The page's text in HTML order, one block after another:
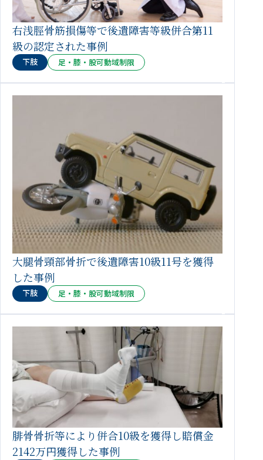
右浅脛骨筋損傷等で後遺障害等級併合第11
級の認定された事例
下肢 足・膝・股可動域制限
大腿骨頸部骨折で後遺障害10級11号を獲得
した事例
下肢 足・膝・股可動域制限
腓骨骨折等により併合10級を獲得し賠償金
2142万円獲得した事例